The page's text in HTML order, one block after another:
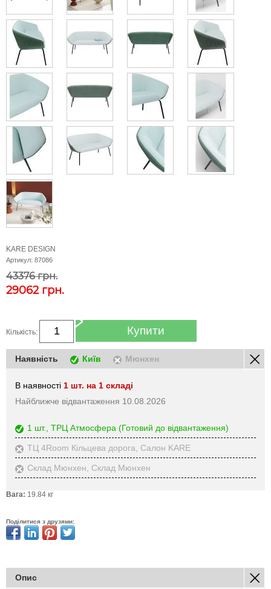
KARE DESIGN
Артикул: 87086
43376 грн.
29062 грн.
Кількість: Купити
Наявність Київ Мюнхен
В наявності 1 шт. на 1 складі
Найближче відвантаження 10.08.2026
1 шт., ТРЦ Атмосфера (Готовий до відвантаження)
ТЦ 4Room Кільцева дорога, Салон KARE
Склад Мюнхен, Склад Мюнхен
Вага: 19.84 кг
Поділитися з друзями:
Опис